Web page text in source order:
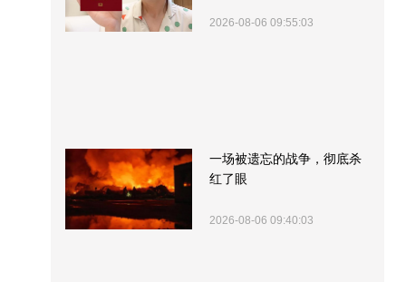
2026-08-06 09:55:03
一场被遗忘的战争，彻底杀
红了眼
2026-08-06 09:40:03